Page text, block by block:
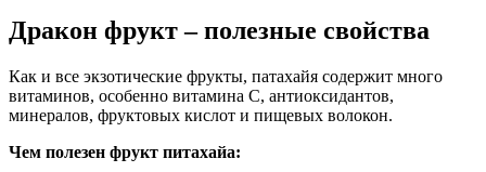
Дракон фрукт – полезные свойства
Как и все экзотические фрукты, патахайя содержит много
витаминов, особенно витамина С, антиоксидантов,
минералов, фруктовых кислот и пищевых волокон.
Чем полезен фрукт питахайа: